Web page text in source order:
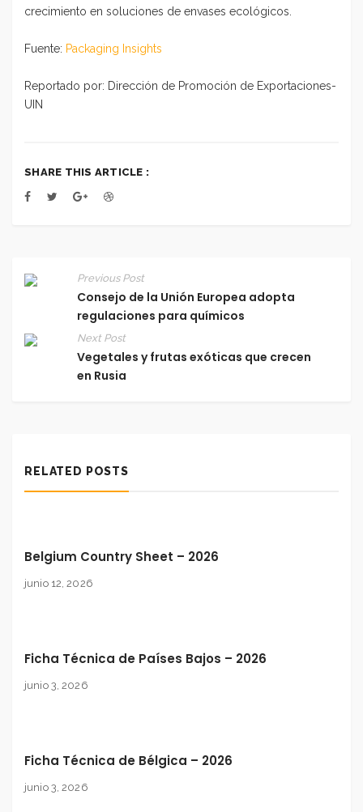
crecimiento en soluciones de envases ecológicos.
Fuente: Packaging Insights
Reportado por: Dirección de Promoción de Exportaciones-
UIN
SHARE THIS ARTICLE :
Previous Post
Consejo de la Unión Europea adopta
regulaciones para químicos
Next Post
Vegetales y frutas exóticas que crecen
en Rusia
RELATED POSTS
Belgium Country Sheet – 2026
junio 12, 2026
Ficha Técnica de Países Bajos – 2026
junio 3, 2026
Ficha Técnica de Bélgica – 2026
junio 3, 2026